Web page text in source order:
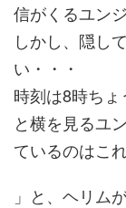
信がくるユン
しかし、隠し
い・・・
時刻は8時ち
と横を見るユ
ているのはこ
」と、ヘリム